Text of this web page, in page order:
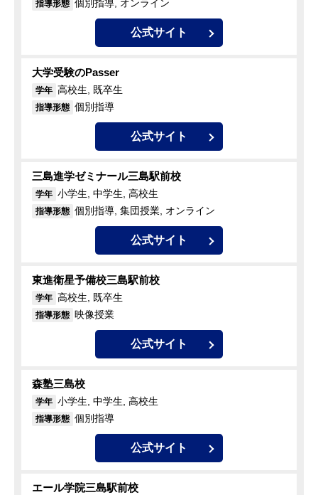
指導形態 個別指導, オンライン
公式サイト
大学受験のPasser
学年 高校生, 既卒生
指導形態 個別指導
公式サイト
三島進学ゼミナール三島駅前校
学年 小学生, 中学生, 高校生
指導形態 個別指導, 集団授業, オンライン
公式サイト
東進衛星予備校三島駅前校
学年 高校生, 既卒生
指導形態 映像授業
公式サイト
森塾三島校
学年 小学生, 中学生, 高校生
指導形態 個別指導
公式サイト
エール学院三島駅前校